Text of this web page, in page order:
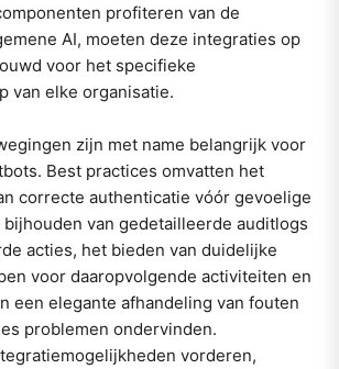
profiteren van de
AI, moeten deze integraties op
voor het specifieke
van elke organisatie.
zijn met name belangrijk voor
Best practices omvatten het
correcte authenticatie vóór gevoelige
van gedetailleerde auditlogs
acties, het bieden van duidelijke
voor daaropvolgende activiteiten en
een elegante afhandeling van fouten
problemen ondervinden.
vorderen,